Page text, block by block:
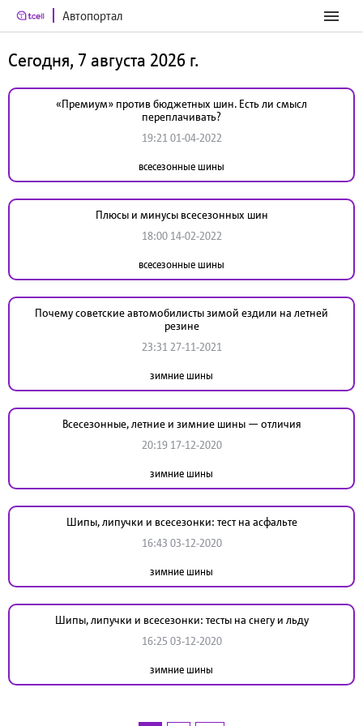
Автопортал
Сегодня, 7 августа 2026 г.
«Премиум» против бюджетных шин. Есть ли смысл
переплачивать?
19:21 01-04-2022
всесезонные шины
Плюсы и минусы всесезонных шин
18:00 14-02-2022
всесезонные шины
Почему советские автомобилисты зимой ездили на летней
резине
23:31 27-11-2021
зимние шины
Всесезонные, летние и зимние шины — отличия
20:19 17-12-2020
зимние шины
Шипы, липучки и всесезонки: тест на асфальте
16:43 03-12-2020
зимние шины
Шипы, липучки и всесезонки: тесты на снегу и льду
16:25 03-12-2020
зимние шины